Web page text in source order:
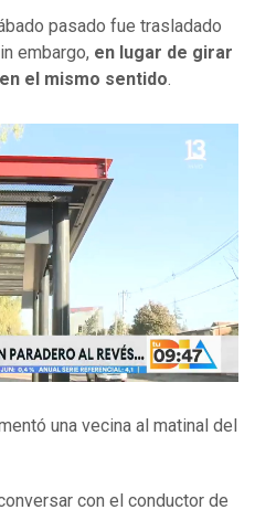
pasado fue trasladado
embargo, en lugar de girar
el mismo sentido.
una vecina al matinal del
con el conductor de